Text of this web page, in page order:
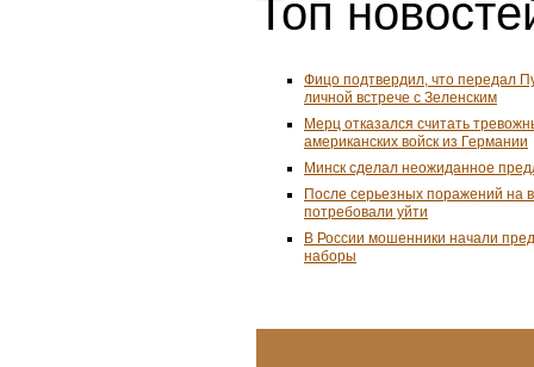
Топ
Фицо подтвердил, что передал
личной встрече с Зеленским
Мерц отказался считать
американских войск из Германии
Минск сделал неожиданное
После серьезных поражений на
потребовали уйти
В России мошенники начали
наборы